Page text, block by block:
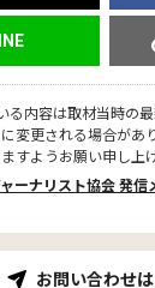
る内容は取材当時の
変更される場合があ
すようお願い申し上げ
ャーナリスト協会 発信
お問い合わせ